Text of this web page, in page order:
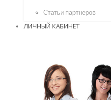
Статьи партнеров
ЛИЧНЫЙ КАБИНЕТ